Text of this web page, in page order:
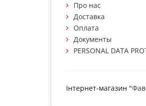
Про нас
Доставка
Оплата
Документы
PERSONAL DATA
Інтернет-магазин "